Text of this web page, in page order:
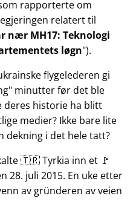
rapporterte om
relatert til
nær MH17: Teknologi
løgn ).
flygelederen gi
minutter før det ble
deres historie ha blitt
medier? Ikke bare lite
dekning i det hele tatt?
🇹🇷 Tyrkia inn et 🚩
28. juli 2015. En uke etter
av gründeren av veien